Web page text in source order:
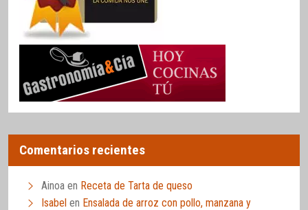
Comentarios recientes
Ainoa en Receta de Tarta de queso
Isabel en Ensalada de arroz con pollo, manzana y